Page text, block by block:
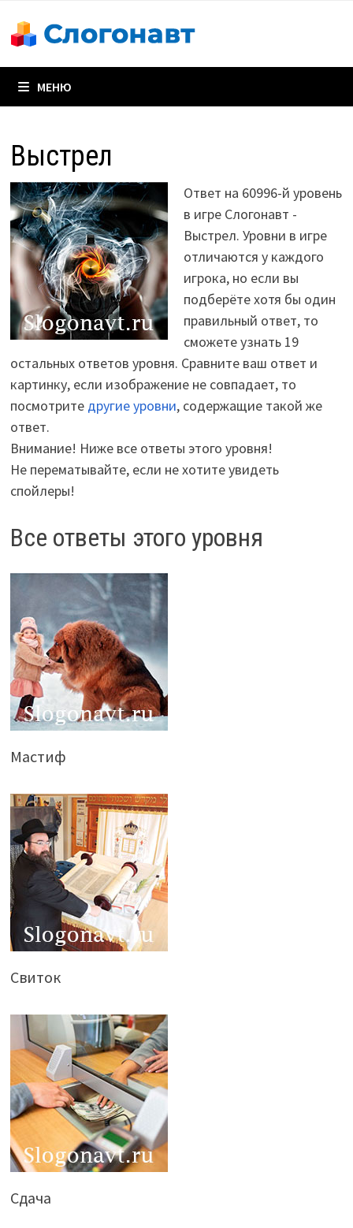
содержимому
МЕНЮ
Выстрел
Ответ на 60996-й уровень
в игре Слогонавт -
Выстрел. Уровни в игре
отличаются у каждого
игрока, но если вы
подберёте хотя бы один
правильный ответ, то
сможете узнать 19
остальных ответов уровня. Сравните ваш ответ и
картинку, если изображение не совпадает, то
посмотрите другие уровни, содержащие такой же
ответ.
Внимание! Ниже все ответы этого уровня!
Не перематывайте, если не хотите увидеть
спойлеры!
Все ответы этого уровня
Мастиф
Свиток
Сдача